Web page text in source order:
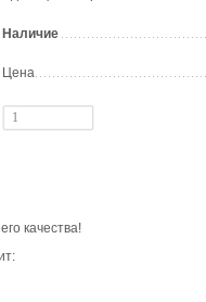
Наличие
Цена
качества!